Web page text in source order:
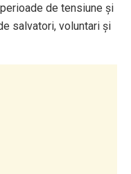
de tensiune și
salvatori, voluntari și